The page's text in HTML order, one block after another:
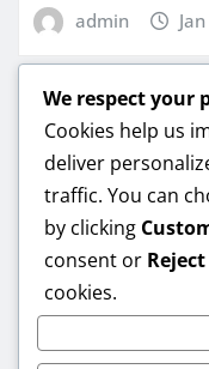
admin
PENINGGALAN
6 Deretan
Medan yang
admin
We respect your
Cookies help us
deliver
traffic. You can
by clicking
consent or
cookies.